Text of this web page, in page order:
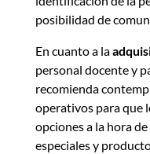
posibilidad de
En cuanto a la
personal docente y
recomienda
operativos para que
opciones a la hora
especiales y